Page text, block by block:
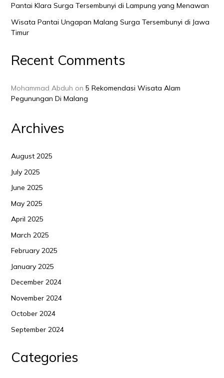
Pantai Klara Surga Tersembunyi di Lampung yang Menawan
Wisata Pantai Ungapan Malang Surga Tersembunyi di Jawa
Timur
Recent Comments
Mohammad Abduh on 5 Rekomendasi Wisata Alam
Pegunungan Di Malang
Archives
August 2025
July 2025
June 2025
May 2025
April 2025
March 2025
February 2025
January 2025
December 2024
November 2024
October 2024
September 2024
Categories